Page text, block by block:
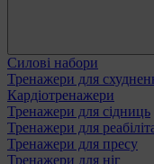
Силові набори
Тренажери для
Кардіотренажери
Тренажери для сідниць
Тренажери для
Тренажери для пресу
Тренажери для ніг